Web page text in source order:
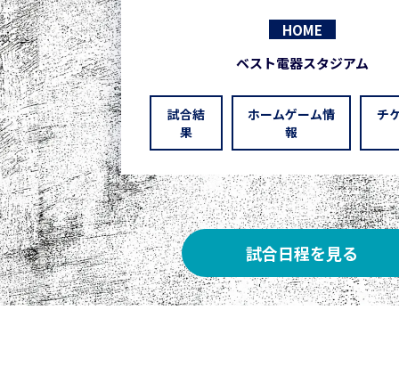
HOME
ベスト電器スタジアム
試合結
果
ホームゲーム情
報
チ
試合日程を見る